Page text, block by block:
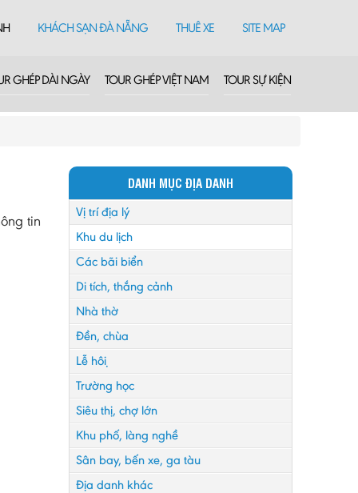
KHÁCH SẠN ĐÀ NẴNG THUÊ XE SITE MAP
GHÉP DÀI NGÀY TOUR GHÉP VIỆT NAM TOUR SỰ KIỆN
tin
DANH MỤC ĐỊA DANH
Vị trí địa lý
Khu du lịch
Các bãi biển
Di tích, thắng cảnh
Nhà thờ
Đền, chùa
Lễ hội
Trường học
Siêu thị, chợ lớn
Khu phố, làng nghề
Sân bay, bến xe, ga tàu
Địa danh khác